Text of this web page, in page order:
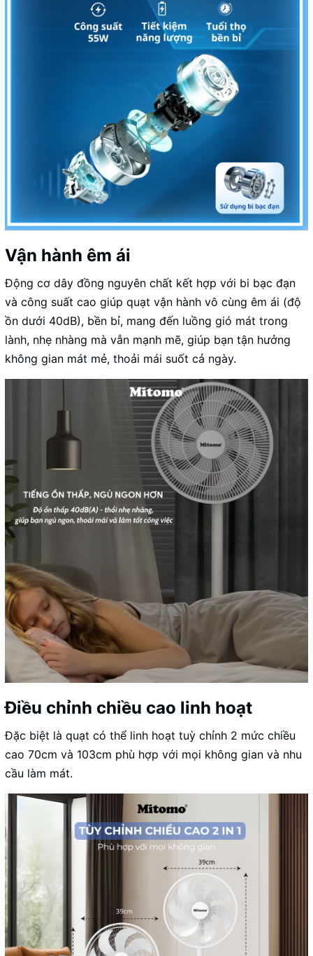
Vận hành êm ái
Động cơ dây đồng nguyên chất kết hợp với bi bạc đạn
và công suất cao giúp quạt vận hành vô cùng êm ái (độ
ồn dưới 40dB), bền bỉ, mang đến luồng gió mát trong
lành, nhẹ nhàng mà vẫn mạnh mẽ, giúp bạn tận hưởng
không gian mát mẻ, thoải mái suốt cả ngày.
Điều chỉnh chiều cao linh hoạt
Đặc biệt là quạt có thể linh hoạt tuỳ chỉnh 2 mức chiều
cao 70cm và 103cm phù hợp với mọi không gian và nhu
cầu làm mát.